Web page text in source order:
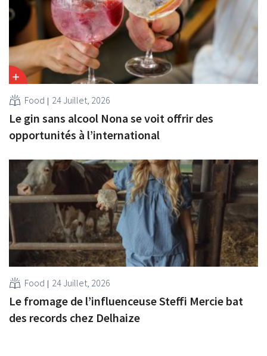
Food 24 Juillet, 2026
Le gin sans alcool Nona se voit offrir des
opportunités à l’international
Food 24 Juillet, 2026
Le fromage de l’influenceuse Steffi Mercie bat
des records chez Delhaize